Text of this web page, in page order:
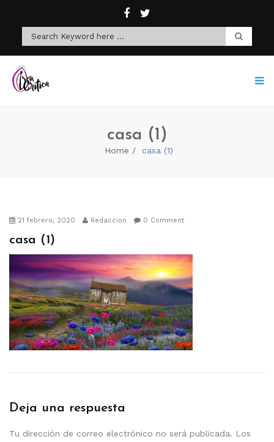
casa (1)
Home casa (1)
21 febrero, 2020 Redaccion 0 Comment
casa (1)
Deja una respuesta
Tu dirección de correo electrónico no será publicada. Los